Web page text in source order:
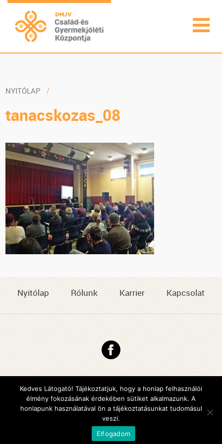
NYITÓLAP
tanacskozas_08
Nyitólap Rólunk Karrier Kapcsolat
Copyright © 2026 DMJV Család- és Gyermekjóléti Központja
Impresszum
Arculattervezés, honlaptervezés: Kreatív Vonalak
Kedves Látogató! Tájékoztatjuk, hogy a honlap felhasználói
élmény fokozásának érdekében sütiket alkalmazunk. A
honlapunk használatával ön a tájékoztatásunkat tudomásul
veszi.
Elfogadom